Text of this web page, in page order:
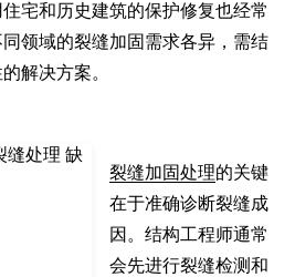
宅和历史建筑的保护修复也经常
领域的裂缝加固需求各异，需结
解决方案。
裂缝加固处理的关键
在于准确诊断裂缝成
因。结构工程师通常
会先进行裂缝检测和